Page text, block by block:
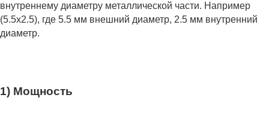
внутреннему диаметру металлической части. Например
(5.5x2.5), где 5.5 мм внешний диаметр, 2.5 мм внутренний
диаметр.
1) Мощность